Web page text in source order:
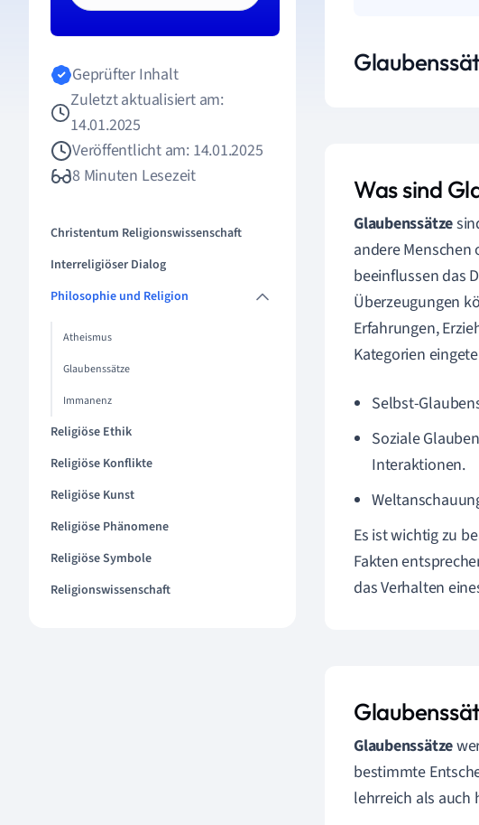
Geprüfter Inhalt
Zuletzt aktualisiert am:
14.01.2025
Veröffentlicht am: 14.01.2025
8 Minuten Lesezeit
Christentum Religionswissenschaft
Interreligiöser Dialog
Philosophie und Religion
Atheismus
Glaubenssätze
Immanenz
Religiöse Ethik
Religiöse Konflikte
Religiöse Kunst
Religiöse Phänomene
Religiöse Symbole
Religionswissenschaft
Was sind
Glaubenssätze
andere
beeinflussen das
Überzeugungen
Erfahrungen,
Kategorien
Selbst-
Soziale
Interaktionen.
Es ist wichtig zu
Fakten
das Verhalten
Glaubenssätze
bestimmte
lehrreich als auch